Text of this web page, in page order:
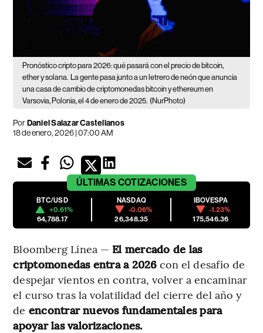
Pronóstico cripto para 2026: qué pasará con el precio de bitcoin,
ether y solana.
La gente pasa junto a un letrero de neón que anuncia
una casa de cambio de criptomonedas bitcoin y ethereum en
Varsovia, Polonia, el 4 de enero de 2025. (NurPhoto)
PorDaniel Salazar Castellanos
18 de enero, 2026 | 07:00 AM
ÚLTIMAS COTIZACIONES
BTC/USD
+0.61%
64,788.17
NASDAQ
-0.06%
26,348.35
IBOVESPA
-1.23%
175,546.36
Bloomberg Línea — El mercado de las
criptomonedas entra a 2026con el desafío de
despejar vientos en contra, volver a encaminar
el curso tras la volatilidad del cierre del año y
de encontrar nuevos fundamentales para
apoyar las valorizaciones.